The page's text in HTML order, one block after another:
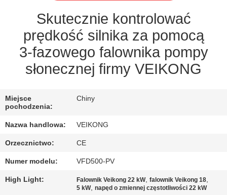
NAMI
AKTUALNOŚCI
POPROSIĆ
O
WYCENĘ
MAPA
STRONY
Skutecznie kontrolować
prędkość silnika za pomocą
3-fazowego falownika pompy
słonecznej firmy VEIKONG
Miejsce
pochodzenia:
Chiny
Nazwa handlowa: VEIKONG
Orzecznictwo: CE
Numer modelu: VFD500-PV
High Light: Falownik Veikong 22 kW,falownik Veikong 18,
5 kW,napęd o zmiennej częstotliwości 22 kW